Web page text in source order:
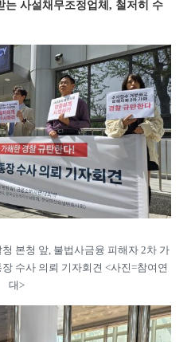
는 사설채무조정업체, 철저히 수
본청 앞, 불법사금융 피해자 2차 가
수사 의뢰 기자회견 <사진=참여연
대>